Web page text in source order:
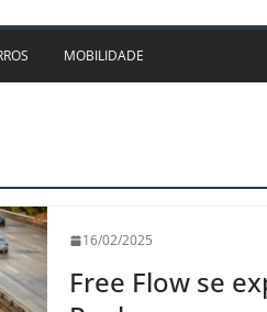
MOBILIDADE
16/02/2025
Free Flow se